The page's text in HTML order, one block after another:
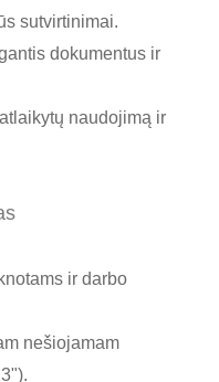
sutvirtinimai.
dokumentus ir
naudojimą ir
ir darbo
nešiojamam